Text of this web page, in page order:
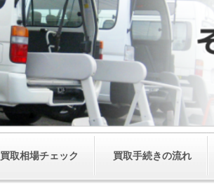
買取相場チェック 買取手続きの流れ